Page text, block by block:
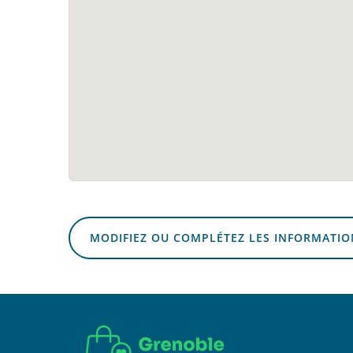
MODIFIEZ OU COMPLÉTEZ LES